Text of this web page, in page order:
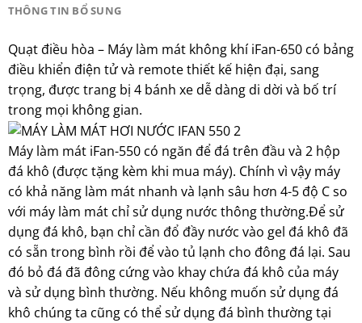
THÔNG TIN BỔ SUNG
Quạt điều hòa – Máy làm mát không khí iFan-650 có bảng
điều khiển điện tử và remote thiết kế hiện đại, sang
trọng, được trang bị 4 bánh xe dễ dàng di dời và bố trí
trong mọi không gian.
Máy làm mát iFan-550 có ngăn để đá trên đầu và 2 hộp
đá khô (được tặng kèm khi mua máy). Chính vì vậy máy
có khả năng làm mát nhanh và lạnh sâu hơn 4-5 độ C so
với máy làm mát chỉ sử dụng nước thông thường.Để sử
dụng đá khô, bạn chỉ cần đổ đầy nước vào gel đá khô đã
có sẵn trong bình rồi để vào tủ lạnh cho đông đá lại. Sau
đó bỏ đá đã đông cứng vào khay chứa đá khô của máy
và sử dụng bình thường. Nếu không muốn sử dụng đá
khô chúng ta cũng có thể sử dụng đá bình thường tại